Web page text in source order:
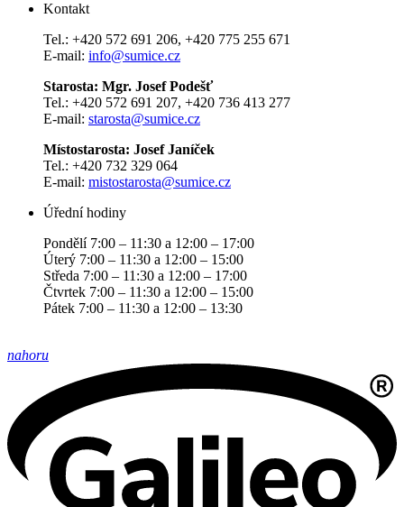
Kontakt
Tel.: +420 572 691 206, +420 775 255 671
E-mail: info@sumice.cz
Starosta: Mgr. Josef Podešť
Tel.: +420 572 691 207, +420 736 413 277
E-mail: starosta@sumice.cz
Místostarosta: Josef Janíček
Tel.: +420 732 329 064
E-mail: mistostarosta@sumice.cz
Úřední hodiny
Pondělí 7:00 – 11:30 a 12:00 – 17:00
Úterý 7:00 – 11:30 a 12:00 – 15:00
Středa 7:00 – 11:30 a 12:00 – 17:00
Čtvrtek 7:00 – 11:30 a 12:00 – 15:00
Pátek 7:00 – 11:30 a 12:00 – 13:30
nahoru